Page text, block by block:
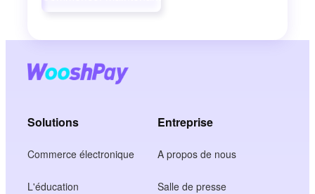
Solutions
Commerce électronique
L'éducation
Entreprise
A propos de nous
Salle de presse